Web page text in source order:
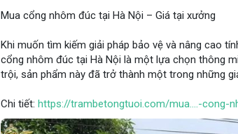
Mua cổng nhôm đúc tại Hà Nội – Giá tại xưởng
Khi muốn tìm kiếm giải pháp bảo vệ và nâng cao
cổng nhôm đúc tại Hà Nội là một lựa chọn thông
trội, sản phẩm này đã trở thành một trong những
Chi tiết: https://trambetongtuoi.com/mua....-cong-